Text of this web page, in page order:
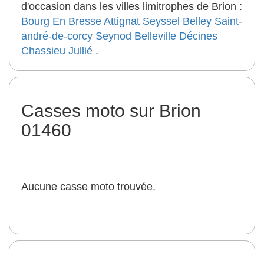
d'occasion dans les villes limitrophes de Brion :
Bourg En Bresse Attignat Seyssel Belley Saint-
andré-de-corcy Seynod Belleville Décines
Chassieu Jullié .
Casses moto sur Brion
01460
Aucune casse moto trouvée.